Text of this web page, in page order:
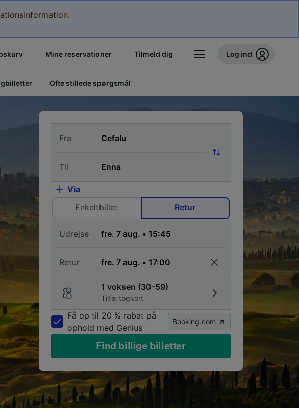
Mine reservationer Tilmeld dig Log ind
Ofte stillede spørgsmål
Fra
Til
Via
Enkeltbillet
Retur
Udrejse
Retur
1 voksen (30-59)
Tilføj togkort
Få op til 20 % rabat på
ophold med Genius
Booking.com
Find billige billetter